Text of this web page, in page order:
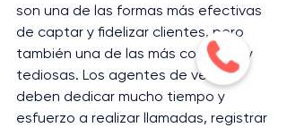
son una de las formas más efectivas
de captar y fidelizar clientes, pero
también una de las más costosas y
tediosas. Los agentes de ventas
deben dedicar mucho tiempo y
esfuerzo a realizar llamadas, registrar